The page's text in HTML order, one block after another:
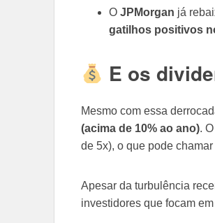
O JPMorgan já
gatilhos positivos
E os
Mesmo com essa
(acima de 10% ao ano).
de 5x), o que pode
Apesar da turbulência
investidores que focam em